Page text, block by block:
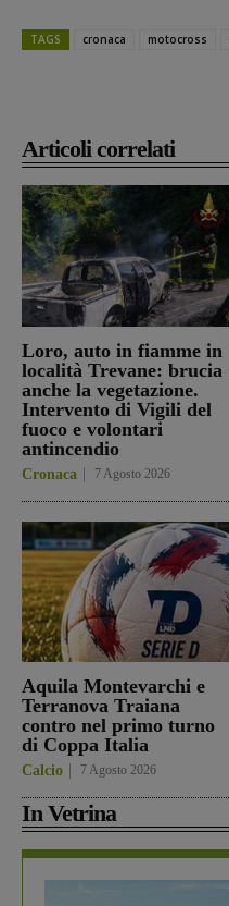
Articoli correlati
Loro, auto in fiamme in
località Trevane: brucia
anche la vegetazione.
Intervento di Vigili del
fuoco e volontari
antincendio
Cronaca 7 Agosto 2026
Aquila Montevarchi e
Terranova Traiana
contro nel primo turno
di Coppa Italia
Calcio 7 Agosto 2026
In Vetrina
TAGS cronaca motocross